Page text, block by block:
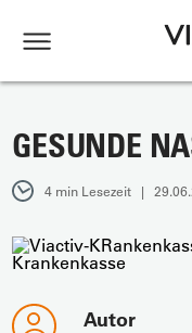
GESUNDE
4 min Lesezeit |
Autor